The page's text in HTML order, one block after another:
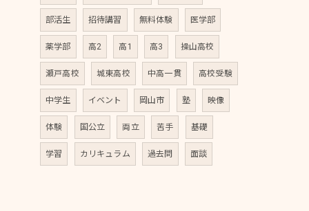
部活生 招待講習 無料体験 医学部
薬学部 高2 高1 高3 操山高校
瀬戸高校 城東高校 中高一貫 高校受験
中学生 イベント 岡山市 塾 映像
体験 国公立 両立 苦手 基礎
学習 カリキュラム 過去問 面談